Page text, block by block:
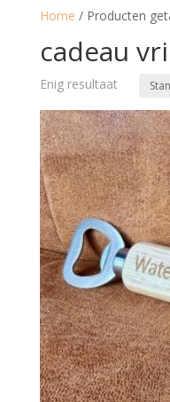
Home / Producten
cadeau
Enig resultaat